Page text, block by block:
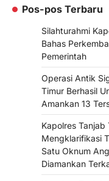
Pos-pos Terbaru
Silahturahmi
Bahas
Pemerintah
Operasi Antik
Timur Berhasil
Amankan 13
Kapolres Tanjab
Mengklarifikasi
Satu Oknum
Diamankan